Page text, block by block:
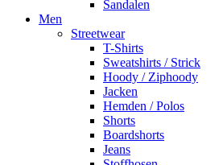
Sandalen
Men
Streetwear
T-Shirts
Sweatshirts / Strick
Hoody / Ziphoody
Jacken
Hemden / Polos
Shorts
Boardshorts
Jeans